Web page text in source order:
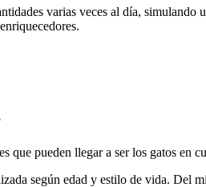
varias veces al día,
pueden llegar a ser los gatos en
según edad y estilo de vida. Del